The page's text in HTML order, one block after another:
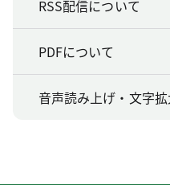
RSS配信について
PDFについて
音声読み上げ・文字